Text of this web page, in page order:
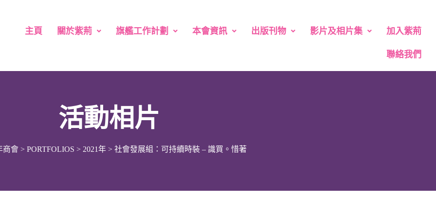
主頁 關於紫荊 旗艦工作計劃 本會資訊 出版刊物 影片及相片集 加入紫荊
聯絡我們
活動相片
商會> PORTFOLIOS > 2021年> 社會發展組：可持續時裝 – 識買。惜著